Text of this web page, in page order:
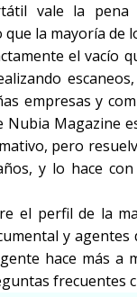
vale la
la mayoría de
el vacío
empresas y
Nubia Magazine
pero
y lo hace
el perfil de la
y
hace más a
frecuentes